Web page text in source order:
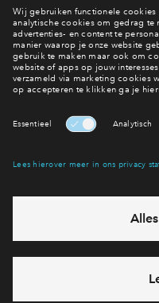
Interesse?
Bekijk de
Ja, ik
Heb je een vraag en wil